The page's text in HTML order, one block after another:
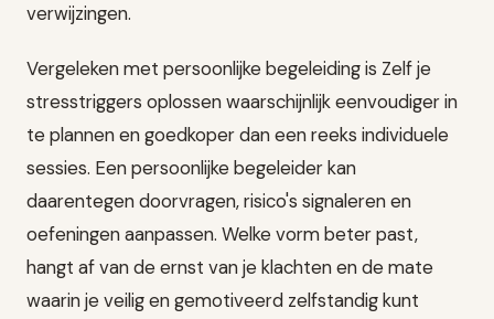
verwijzingen.
Vergeleken met persoonlijke begeleiding is Zelf je
stresstriggers oplossen waarschijnlijk eenvoudiger in
te plannen en goedkoper dan een reeks individuele
sessies. Een persoonlijke begeleider kan
daarentegen doorvragen, risico's signaleren en
oefeningen aanpassen. Welke vorm beter past,
hangt af van de ernst van je klachten en de mate
waarin je veilig en gemotiveerd zelfstandig kunt